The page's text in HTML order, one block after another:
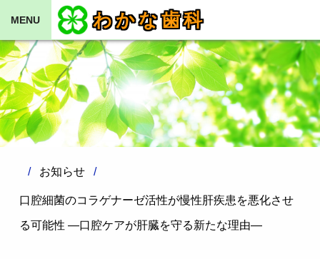
MENU わかな歯科
お知らせ
口腔細菌のコラゲナーゼ活性が慢性肝疾患を悪化させ
る可能性 ―口腔ケアが肝臓を守る新たな理由―